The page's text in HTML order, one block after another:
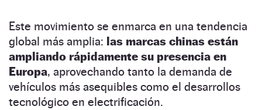
Este movimiento se enmarca en una tendencia
global más amplia: las marcas chinas están
ampliando rápidamente su presencia en
Europa, aprovechando tanto la demanda de
vehículos más asequibles como el desarrollos
tecnológico en electrificación.